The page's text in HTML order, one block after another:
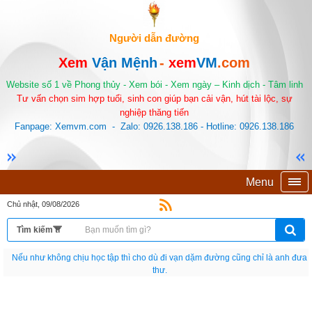
Người dẫn đường
Xem Vận Mệnh- xemVM.com
Website số 1 về Phong thủy - Xem bói - Xem ngày – Kinh dịch - Tâm linh
Tư vấn chọn sim hợp tuổi, sinh con giúp bạn cải vận, hút tài lộc, sự
nghiệp thăng tiến
Fanpage: Xemvm.com - Zalo: 0926.138.186 - Hotline: 0926.138.186
Menu
Chủ nhật, 09/08/2026
Nếu như không chịu học tập thì cho dù đi vạn dặm đường cũng chỉ là anh đưa
thư.